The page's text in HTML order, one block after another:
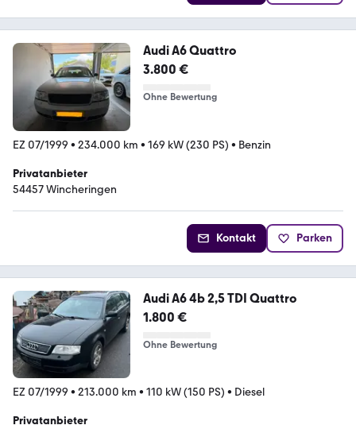
Audi A6 Quattro
3.800 €
Ohne Bewertung
EZ 07/1999 • 234.000 km • 169 kW (230 PS) • Benzin
Privatanbieter
54457 Wincheringen
Kontakt Parken
Audi A6 4b 2,5 TDI Quattro
1.800 €
Ohne Bewertung
EZ 07/1999 • 213.000 km • 110 kW (150 PS) • Diesel
Privatanbieter